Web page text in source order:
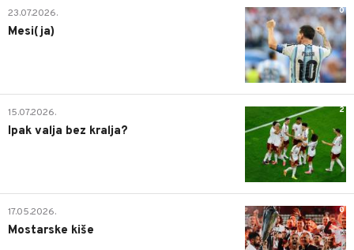
0
23.07.2026.
Mesi(ja)
2
15.07.2026.
Ipak valja bez kralja?
0
17.05.2026.
Mostarske kiše